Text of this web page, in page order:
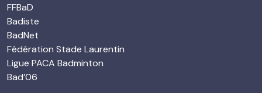
FFBaD
Badiste
BadNet
Fédération Stade Laurentin
Ligue PACA Badminton
Bad’06